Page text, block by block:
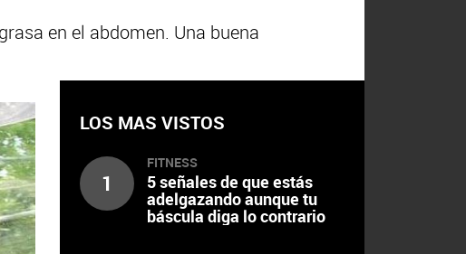
en el abdomen. Una buena
LOS MAS VISTOS
1
FITNESS
5 señales de que estás
adelgazando aunque tu
báscula diga lo contrario